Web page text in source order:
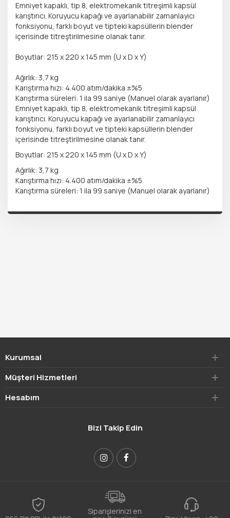
Emniyet kapaklı, tip 8, elektromekanik titreşimli kapsül
karıştırıcı. Koruyucu kapağı ve ayarlanabilir zamanlayıcı
fonksiyonu, farklı boyut ve tipteki kapsüllerin blender
içerisinde titreştirilmesine olanak tanır.
Boyutlar: 215 x 220 x 145 mm (U x D x Y)
Ağırlık: 3,7 kg
Karıştırma hızı: 4.400 atım/dakika ±%5
Karıştırma süreleri: 1 ila 99 saniye (Manuel olarak ayarlanır)
Emniyet kapaklı, tip 8, elektromekanik titreşimli kapsül
karıştırıcı. Koruyucu kapağı ve ayarlanabilir zamanlayıcı
fonksiyonu, farklı boyut ve tipteki kapsüllerin blender
içerisinde titreştirilmesine olanak tanır.
Boyutlar: 215 x 220 x 145 mm (U x D x Y)
Ağırlık: 3,7 kg
Karıştırma hızı: 4.400 atım/dakika ±%5
Karıştırma süreleri: 1 ila 99 saniye (Manuel olarak ayarlanır)
Kurumsal
Müşteri Hizmetleri
Hesabım
Bizi Takip Edin
Siparişlerinizi en